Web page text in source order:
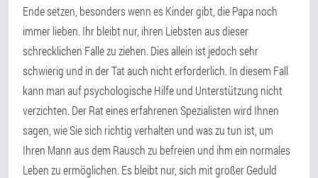
Ende setzen, besonders wenn es Kinder gibt, die Papa noch
immer lieben. Ihr bleibt nur, ihren Liebsten aus dieser
schrecklichen Falle zu ziehen. Dies allein ist jedoch sehr
schwierig und in der Tat auch nicht erforderlich. In diesem Fall
kann man auf psychologische Hilfe und Unterstützung nicht
verzichten. Der Rat eines erfahrenen Spezialisten wird Ihnen
sagen, wie Sie sich richtig verhalten und was zu tun ist, um
Ihren Mann aus dem Rausch zu befreien und ihm ein normales
Leben zu ermöglichen. Es bleibt nur, sich mit großer Geduld